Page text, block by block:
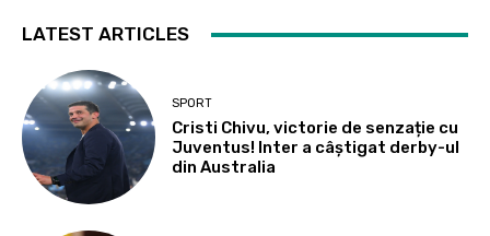
LATEST ARTICLES
SPORT
Cristi Chivu, victorie de senzație cu
Juventus! Inter a câștigat derby-ul
din Australia